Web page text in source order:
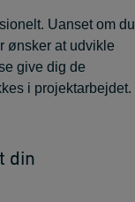
Uanset om du
ønsker at udvikle
give dig de
i projektarbejdet.
din